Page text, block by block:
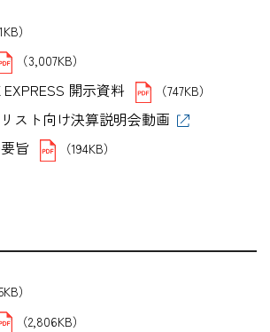
）
（3,007KB）
EXPRESS 開示資料 （747KB）
スト向け決算説明会動画
旨
（194KB）
）
（2,806KB）